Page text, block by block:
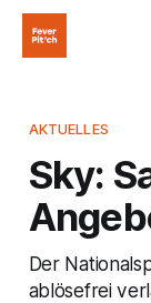
AKTUELLES
Sky:
Der
ablösefrei